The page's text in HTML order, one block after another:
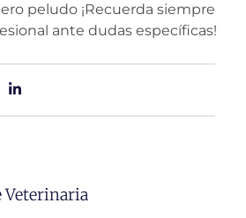
peludo ¡Recuerda siempre
ante dudas específicas!
Veterinaria